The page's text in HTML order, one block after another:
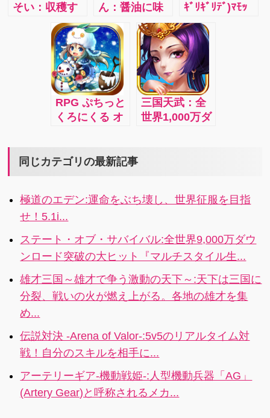
ています。
楽しめます
ロックマンシ
リーズとロッ
クマンXシリー
ズの中ボスと
戦います。
そい：収穫す
る自分の県の
特産品からＪ
（ＪＡＰＡ
Ｎ）を稼ぎ取
って隣県の特
産品も手に入
れるというゲ
ーム。ちらっ
オマージュも
す。
ん：醤油に味
噌に豚骨に、
様々なラーメ
ンを素早く作
り、最高ラン
クのラーメン
屋を目指しま
しょう！
ｷﾞﾘｷﾞﾘﾃﾞ)ﾏﾓｯ
ﾃ：黒い何かか
ら赤い人を守
りましょう。
そのためには
多くの犠牲が
必要ですが、
そんなことは
知ったこっち
人を守ってく
RPG ぷちっと
くろにくる オ
ラを動かし広
三国天武：全
世界1,000万ダ
同じカテゴリの最新記事
極道のエデン:運命をぶち壊し、世界征服を目指
せ！5.1i...
ステート・オブ・サバイバル:全世界9,000万ダウ
ンロード突破の大ヒット『マルチスタイル生...
雄才三国～雄才で争う激動の天下～:天下は三国に
分裂、戦いの火が燃え上がる。各地の雄才を集
め...
伝説対決 -Arena of Valor-:5v5のリアルタイム対
戦！自分のスキルを相手に...
アーテリーギア-機動戦姫-:人型機動兵器「AG」
(Artery Gear)と呼称されるメカ...